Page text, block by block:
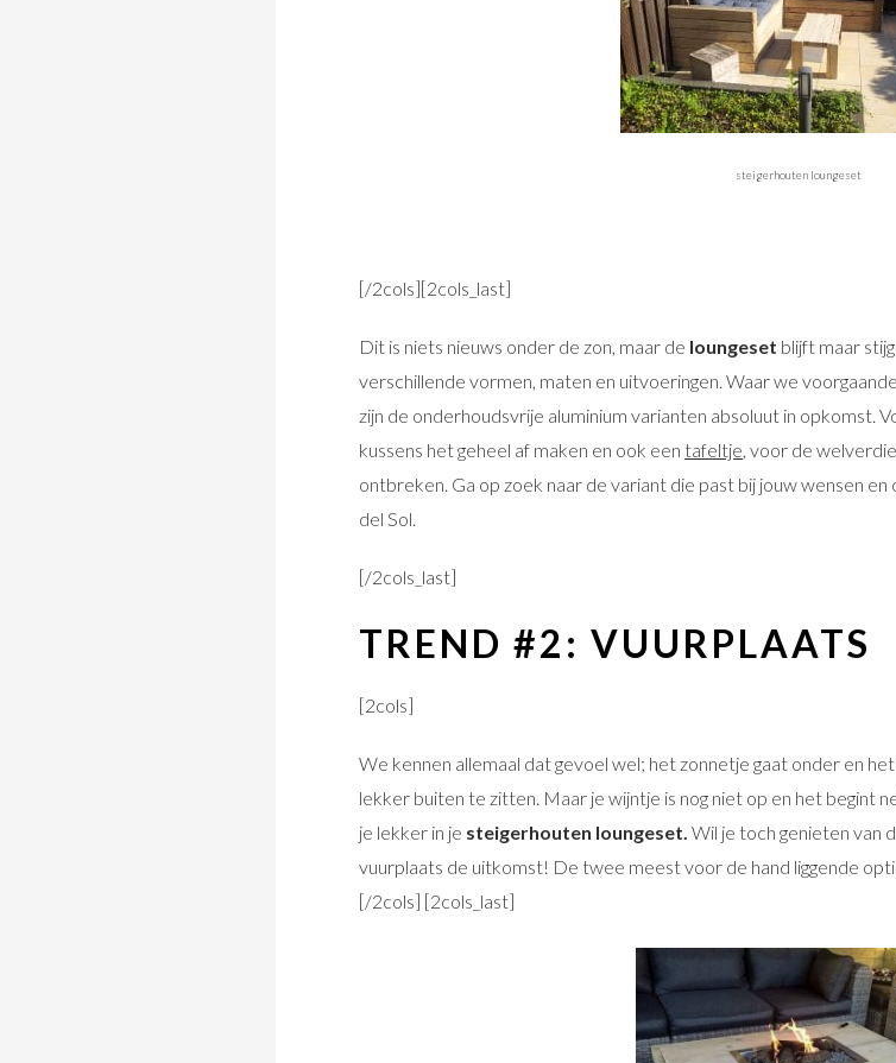
steigerhouten loungeset
[/2cols][2cols_last]
Dit is niets nieuws onder de zon, maar de loungeset blijft maar
verschillende vormen, maten en uitvoeringen. Waar we
zijn de onderhoudsvrije aluminium varianten absoluut in opkomst.
kussens het geheel af maken en ook een tafeltje, voor de
ontbreken. Ga op zoek naar de variant die past bij jouw wensen
del Sol.
[/2cols_last]
TREND #2: VUURPLAATS
[2cols]
We kennen allemaal dat gevoel wel; het zonnetje gaat onder en
lekker buiten te zitten. Maar je wijntje is nog niet op en het begint
je lekker in je steigerhouten loungeset. Wil je toch genieten van
vuurplaats de uitkomst! De twee meest voor de hand liggende
[/2cols] [2cols_last]